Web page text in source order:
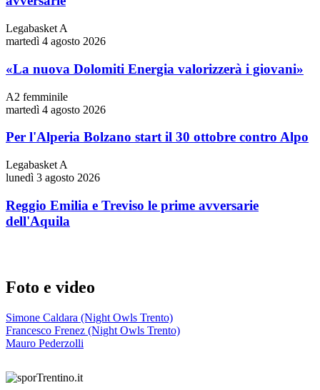
Legabasket A
martedì 4 agosto 2026
«La nuova Dolomiti Energia valorizzerà i giovani»
A2 femminile
martedì 4 agosto 2026
Per l'Alperia Bolzano start il 30 ottobre contro Alpo
Legabasket A
lunedì 3 agosto 2026
Reggio Emilia e Treviso le prime avversarie
dell'Aquila
Foto e video
Simone Caldara (Night Owls Trento)
Francesco Frenez (Night Owls Trento)
Mauro Pederzolli